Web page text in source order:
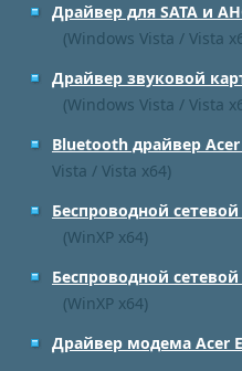
Драйвер для SATA и
(Windows Vista / Vista
Драйвер звуковой
(Windows Vista / Vista
Bluetooth драйвер Acer
Vista / Vista x64)
Беспроводной
(WinXP x64)
Беспроводной
(WinXP x64)
Драйвер модема Acer